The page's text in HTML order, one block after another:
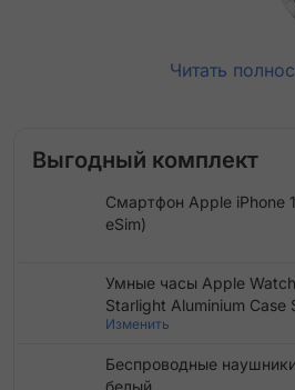
Читать
Выгодный комплект
Смартфон Apple iPhone
eSim)
Умные часы Apple
Starlight Aluminium Case
Изменить
Беспроводные